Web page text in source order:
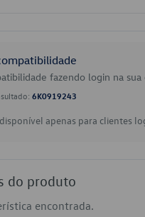
fazendo login na sua
6K0919243
apenas para clientes
do produto
encontrada.